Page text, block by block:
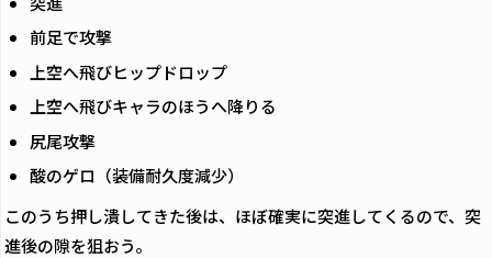
前足で攻撃
上空へ飛びヒップドロップ
上空へ飛びキャラのほうへ降りる
尻尾攻撃
酸のゲロ（装備耐久度減少）
このうち押し潰してきた後は、ほぼ確実に突進してくるので、突
進後の隙を狙おう。